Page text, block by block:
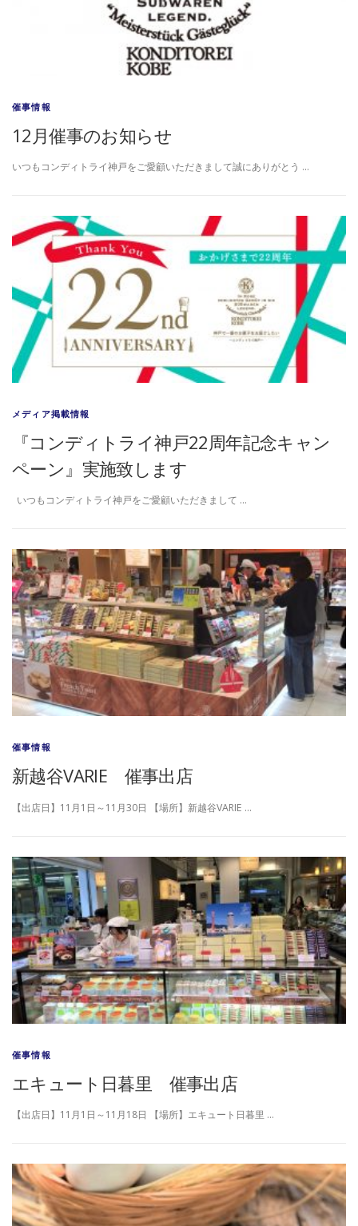
催事情報
12月催事のお知らせ
いつもコンディトライ神戸をご愛顧いただきまして誠にありがとう …
メディア掲載情報
『コンディトライ神戸22周年記念キャン
ペーン』実施致します
いつもコンディトライ神戸をご愛顧いただきまして …
催事情報
新越谷VARIE 催事出店
【出店日】11月1日～11月30日 【場所】新越谷VARIE …
催事情報
エキュート日暮里 催事出店
【出店日】11月1日～11月18日 【場所】エキュート日暮里 …